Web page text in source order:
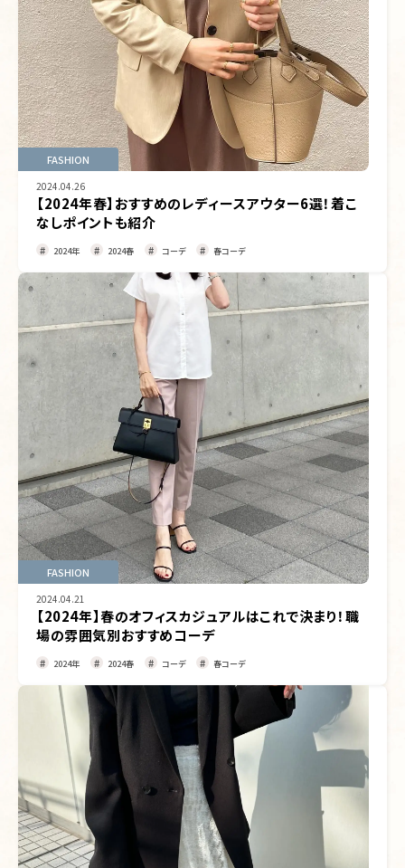
FASHION
2024.04.26
【2024年春】おすすめのレディースアウター6選！着こ
なしポイントも紹介
2024年 2024春 コーデ 春コーデ
FASHION
2024.04.21
【2024年】春のオフィスカジュアルはこれで決まり！職
場の雰囲気別おすすめコーデ
2024年 2024春 コーデ 春コーデ